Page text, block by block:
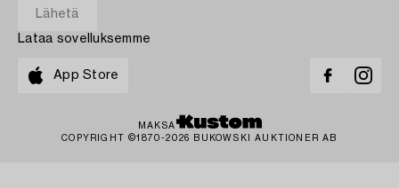
Lataa sovelluksemme
App Store
MAKSA
COPYRIGHT ©1870-2026 BUKOWSKI AUKTIONER AB